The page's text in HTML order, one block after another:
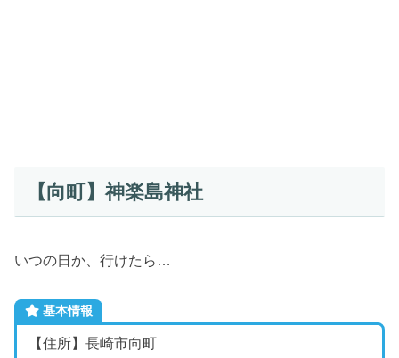
【向町】神楽島神社
いつの日か、行けたら…
基本情報
【住所】長崎市向町